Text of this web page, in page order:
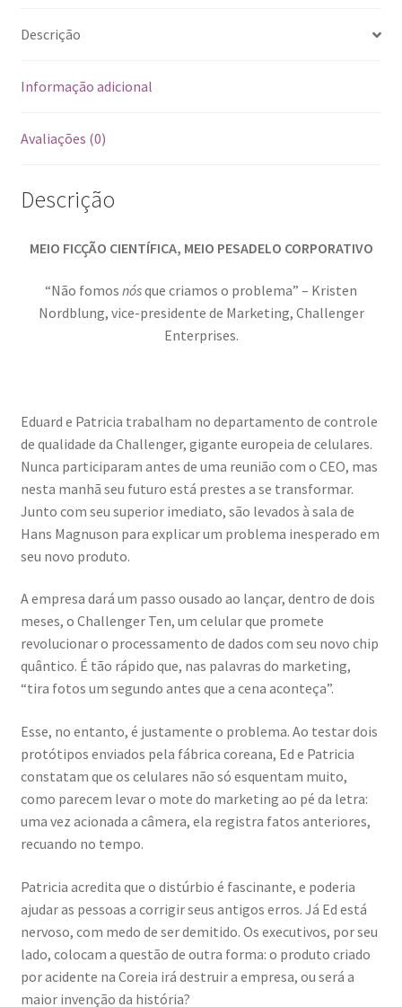
Descrição
Informação adicional
Avaliações (0)
Descrição
MEIO FICÇÃO CIENTÍFICA, MEIO PESADELO CORPORATIVO
“Não fomos nósque criamos o problema” – Kristen
Nordblung, vice-presidente de Marketing, Challenger
Enterprises.
Eduard e Patricia trabalham no departamento de controle
de qualidade da Challenger, gigante europeia de celulares.
Nunca participaram antes de uma reunião com o CEO, mas
nesta manhã seu futuro está prestes a se transformar.
Junto com seu superior imediato, são levados à sala de
Hans Magnuson para explicar um problema inesperado em
seu novo produto.
A empresa dará um passo ousado ao lançar, dentro de dois
meses, o Challenger Ten, um celular que promete
revolucionar o processamento de dados com seu novo chip
quântico. É tão rápido que, nas palavras do marketing,
“tira fotos um segundo antes que a cena aconteça”.
Esse, no entanto, é justamente o problema. Ao testar dois
protótipos enviados pela fábrica coreana, Ed e Patricia
constatam que os celulares não só esquentam muito,
como parecem levar o mote do marketing ao pé da letra:
uma vez acionada a câmera, ela registra fatos anteriores,
recuando no tempo.
Patricia acredita que o distúrbio é fascinante, e poderia
ajudar as pessoas a corrigir seus antigos erros. Já Ed está
nervoso, com medo de ser demitido. Os executivos, por seu
lado, colocam a questão de outra forma: o produto criado
por acidente na Coreia irá destruir a empresa, ou será a
maior invenção da história?